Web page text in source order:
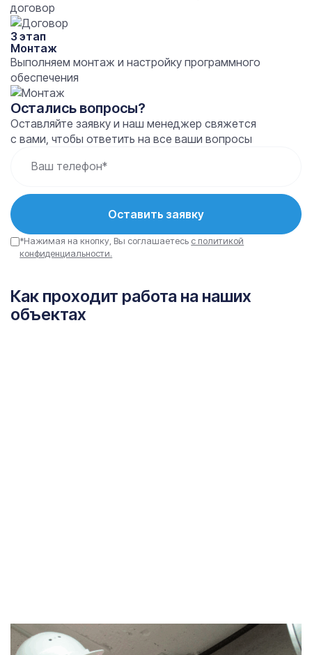
договор
3 этап
Монтаж
Выполняем монтаж и настройку программного
обеспечения
Остались вопросы?
Оставляйте заявку и наш менеджер свяжется
с вами, чтобы ответить на все ваши вопросы
Ваш телефон*
Оставить заявку
*Нажимая на кнопку, Вы соглашаетесь с политикой
конфиденциальности.
Как проходит работа на наших
объектах